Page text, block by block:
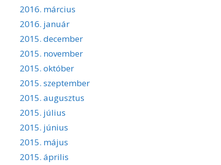
2016. március
2016. január
2015. december
2015. november
2015. október
2015. szeptember
2015. augusztus
2015. július
2015. június
2015. május
2015. április